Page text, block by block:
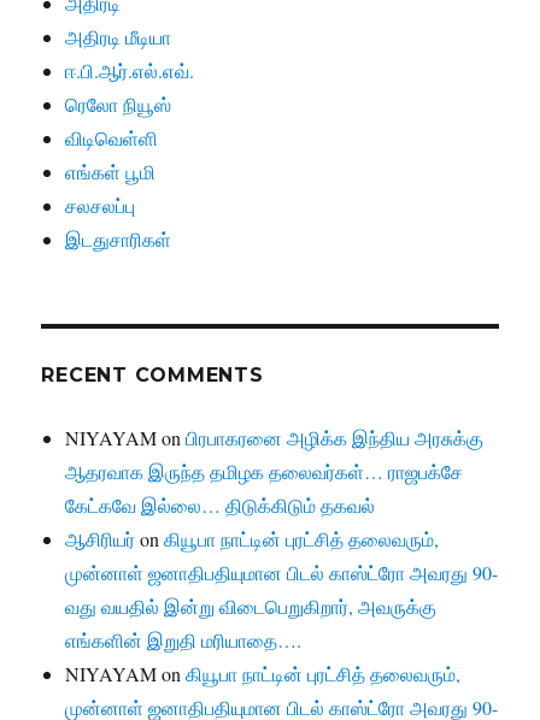
அதிரடி மீடியா
ஈ.பி.ஆர்.எல்.எவ்.
ரெலோ நியூஸ்
விடிவெள்ளி
எங்கள் பூமி
சலசலப்பு
இடதுசாரிகள்
RECENT COMMENTS
NIYAYAMonபிரபாகரனை அழிக்க இந்திய அரசுக்கு
ஆதரவாக இருந்த தமிழக தலைவர்கள்… ராஜபக்சே
கேட்கவே இல்லை… திடுக்கிடும் தகவல்
ஆசிரியர்onகியூபா நாட்டின் புரட்சித் தலைவரும்,
முன்னாள் ஜனாதிபதியுமான பிடல் காஸ்ட்ரோ அவரது 90-
வது வயதில் இன்று விடைபெறுகிறார், அவருக்கு
எங்களின் இறுதி மரியாதை….
NIYAYAMonகியூபா நாட்டின் புரட்சித் தலைவரும்,
முன்னாள் ஜனாதிபதியுமான பிடல் காஸ்ட்ரோ அவரது 90-